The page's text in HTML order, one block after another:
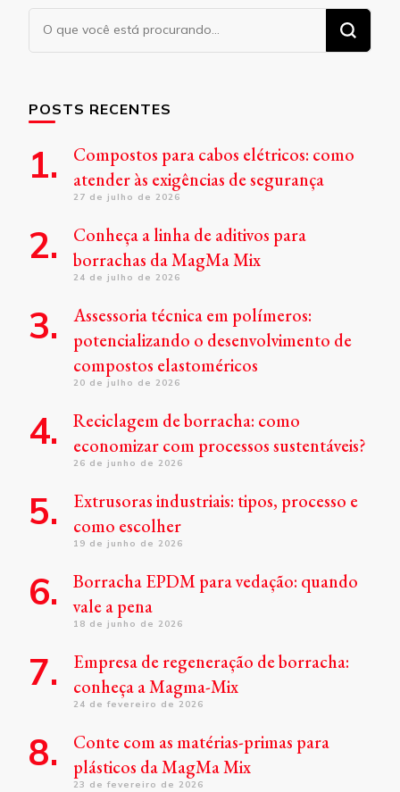
Procurando
POSTS RECENTES
Compostos para cabos elétricos: como
atender às exigências de segurança
27 de julho de 2026
Conheça a linha de aditivos para
borrachas da MagMa Mix
24 de julho de 2026
Assessoria técnica em polímeros:
potencializando o desenvolvimento de
compostos elastoméricos
20 de julho de 2026
Reciclagem de borracha: como
economizar com processos sustentáveis?
26 de junho de 2026
Extrusoras industriais: tipos, processo e
como escolher
19 de junho de 2026
Borracha EPDM para vedação: quando
vale a pena
18 de junho de 2026
Empresa de regeneração de borracha:
conheça a Magma-Mix
24 de fevereiro de 2026
Conte com as matérias-primas para
plásticos da MagMa Mix
23 de fevereiro de 2026